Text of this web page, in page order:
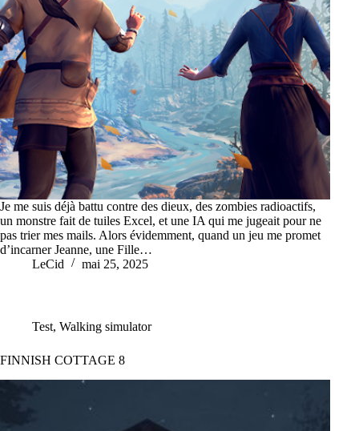
Je me suis déjà battu contre des dieux, des zombies radioactifs,
un monstre fait de tuiles Excel, et une IA qui me jugeait pour ne
pas trier mes mails. Alors évidemment, quand un jeu me promet
d’incarner Jeanne, une Fille…
LeCid
mai 25, 2025
Test, Walking simulator
FINNISH COTTAGE 8